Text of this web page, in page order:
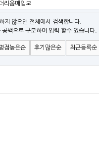
NEW MODEL"[ADT] 출시
현파" 시리즈 제품을 출시
시리즈 제품 출시
지 않으면 전체에서 검색합니다.
백으로 구분하여 입력 할수 있습니다.
점높은순 후기많은순 최근등록순